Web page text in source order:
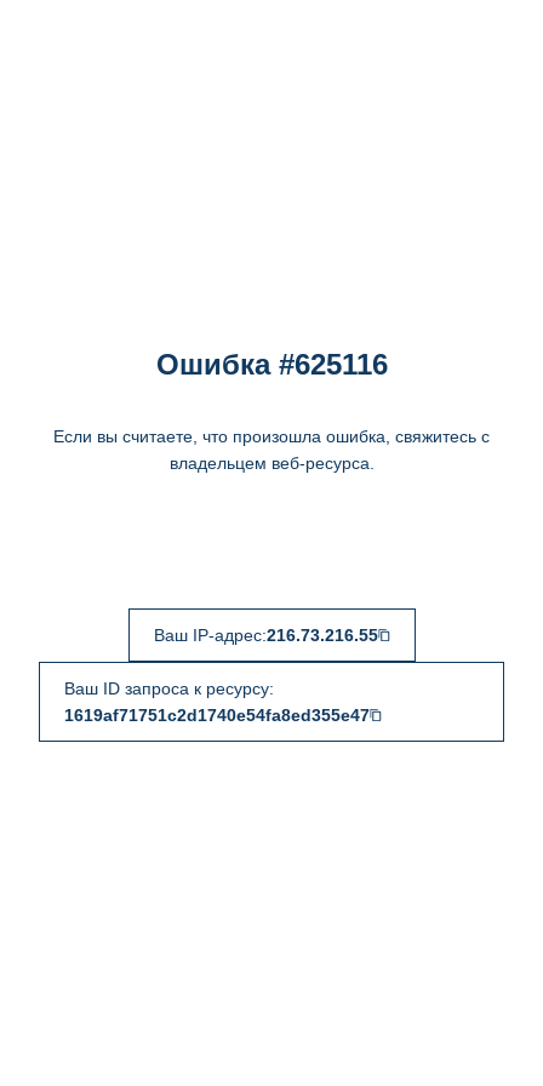
Ошибка #625116
Если вы считаете, что произошла ошибка, свяжитесь с
владельцем веб-ресурса.
Ваш IP-адрес:216.73.216.55
Ваш ID запроса к ресурсу:
1619af71751c2d1740e54fa8ed355e47